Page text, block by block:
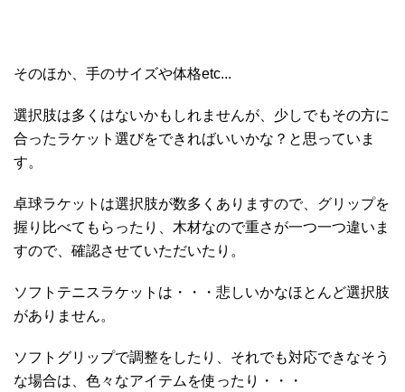
そのほか、手のサイズや体格etc...
選択肢は多くはないかもしれませんが、少しでもその方に
合ったラケット選びをできればいいかな？と思っていま
す。
卓球ラケットは選択肢が数多くありますので、グリップを
握り比べてもらったり、木材なので重さが一つ一つ違いま
すので、確認させていただいたり。
ソフトテニスラケットは・・・悲しいかなほとんど選択肢
がありません。
ソフトグリップで調整をしたり、それでも対応できなそう
な場合は、色々なアイテムを使ったり・・・